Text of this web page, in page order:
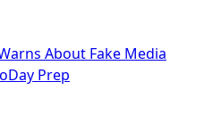
About Fake Media
Prep